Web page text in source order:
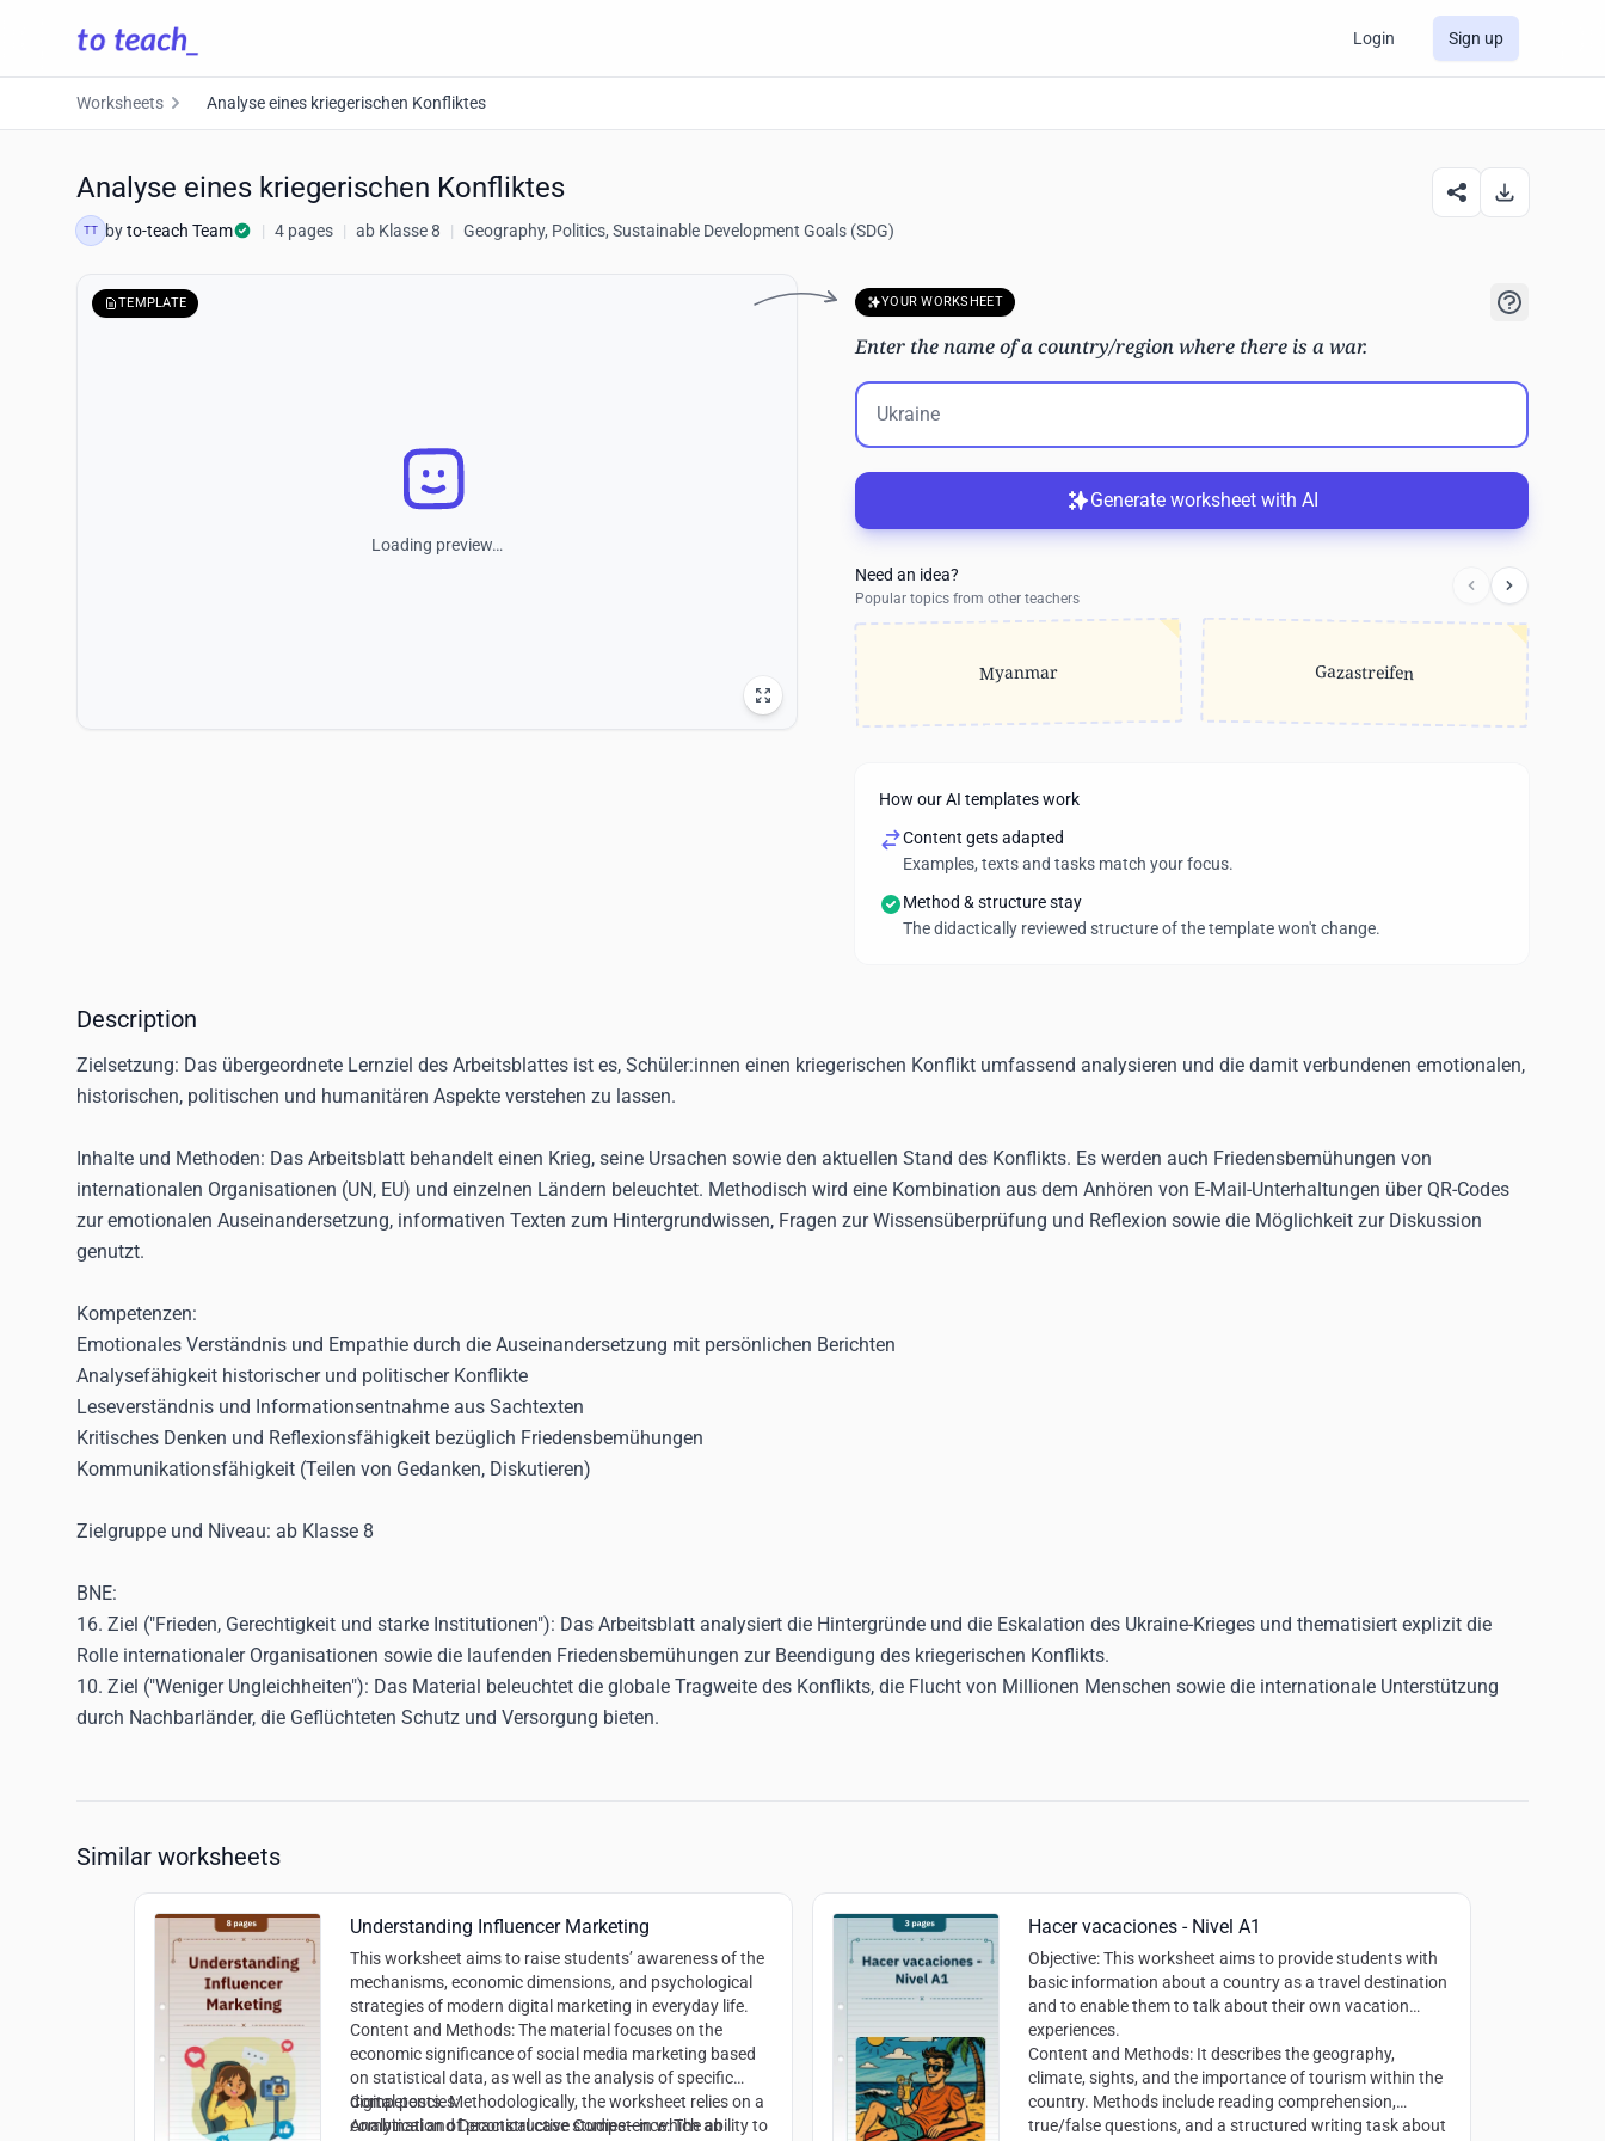
Login Sign up
Worksheets Analyse eines kriegerischen Konfliktes
Analyse eines kriegerischen Konfliktes
TT byto-teach Team | 4 pages | ab Klasse 8 | Geography, Politics, Sustainable Development Goals (SDG)
TEMPLATE
Loading preview…
YOUR WORKSHEET
Enter the name of a country/region where there is a war.
Generate worksheet with AI
Need an idea?
Popular topics from other teachers
Myanmar Gazastreifen
How our AI templates work
Content gets adapted
Examples, texts and tasks match your focus.
Method & structure stay
The didactically reviewed structure of the template won't change.
Description
Zielsetzung: Das übergeordnete Lernziel des Arbeitsblattes ist es, Schüler:innen einen kriegerischen Konflikt umfassend analysieren und die damit verbundenen emotionalen,
historischen, politischen und humanitären Aspekte verstehen zu lassen.
Inhalte und Methoden: Das Arbeitsblatt behandelt einen Krieg, seine Ursachen sowie den aktuellen Stand des Konflikts. Es werden auch Friedensbemühungen von
internationalen Organisationen (UN, EU) und einzelnen Ländern beleuchtet. Methodisch wird eine Kombination aus dem Anhören von E-Mail-Unterhaltungen über QR-Codes
zur emotionalen Auseinandersetzung, informativen Texten zum Hintergrundwissen, Fragen zur Wissensüberprüfung und Reflexion sowie die Möglichkeit zur Diskussion
genutzt.
Kompetenzen:
Emotionales Verständnis und Empathie durch die Auseinandersetzung mit persönlichen Berichten
Analysefähigkeit historischer und politischer Konflikte
Leseverständnis und Informationsentnahme aus Sachtexten
Kritisches Denken und Reflexionsfähigkeit bezüglich Friedensbemühungen
Kommunikationsfähigkeit (Teilen von Gedanken, Diskutieren)
Zielgruppe und Niveau: ab Klasse 8
BNE:
16. Ziel ("Frieden, Gerechtigkeit und starke Institutionen"): Das Arbeitsblatt analysiert die Hintergründe und die Eskalation des Ukraine-Krieges und thematisiert explizit die
Rolle internationaler Organisationen sowie die laufenden Friedensbemühungen zur Beendigung des kriegerischen Konflikts.
10. Ziel ("Weniger Ungleichheiten"): Das Material beleuchtet die globale Tragweite des Konflikts, die Flucht von Millionen Menschen sowie die internationale Unterstützung
durch Nachbarländer, die Geflüchteten Schutz und Versorgung bieten.
Similar worksheets
Understanding Influencer Marketing
This worksheet aims to raise students’ awareness of the
mechanisms, economic dimensions, and psychological
strategies of modern digital marketing in everyday life.
Content and Methods:The material focuses on the
economic significance of social media marketing based
on statistical data, as well as the analysis of specific
digital posts. Methodologically, the worksheet relies on a
combination of practical case studies—in which an
Competencies:
Analytical and Deconstructive Competence:The ability to
Hacer vacaciones - Nivel A1
Objective: This worksheet aims to provide students with
basic information about a country as a travel destination
and to enable them to talk about their own vacation
experiences.
Content and Methods: It describes the geography,
climate, sights, and the importance of tourism within the
country. Methods include reading comprehension,
true/false questions, and a structured writing task about